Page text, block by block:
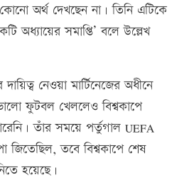
কোনো অর্থ দেখছেন না। তিনি এটিকে
অধ্যায়ের সমাপ্তি’ বলে উল্লেখ
নেওয়া মার্টিনেজের অধীনে
ফুটবল খেললেও বিশ্বকাপে
তাঁর সময়ে পর্তুগাল UEFA
জিতেছিল, তবে বিশ্বকাপে শেষ
হয়েছে।